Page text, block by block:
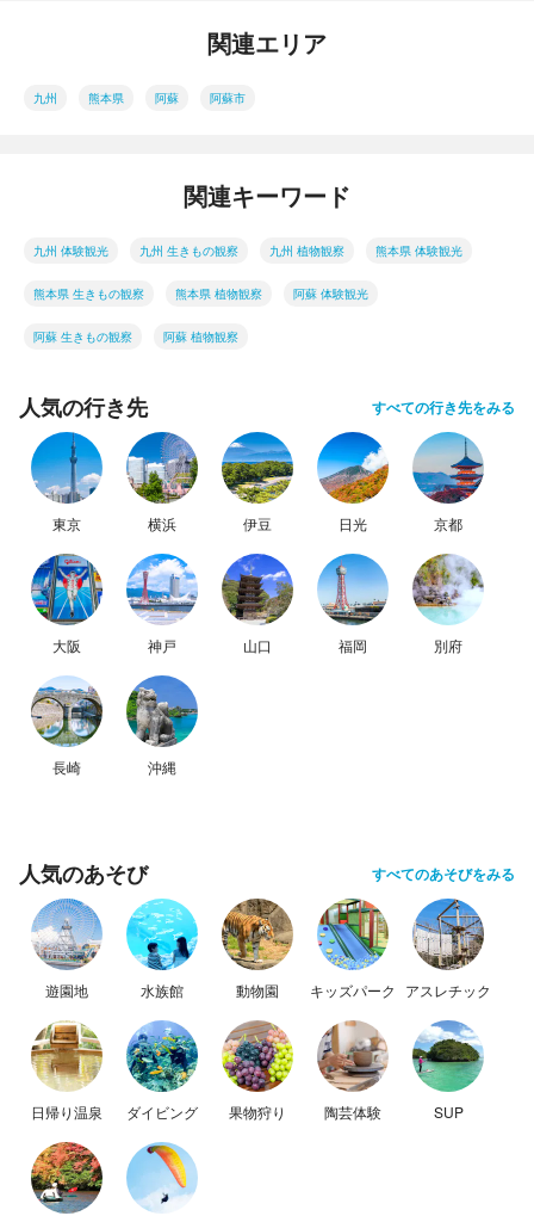
関連エリア
九州 熊本県 阿蘇 阿蘇市
関連キーワード
九州 体験観光 九州 生きもの観察 九州 植物観察 熊本県 体験観光
熊本県 生きもの観察 熊本県 植物観察 阿蘇 体験観光
阿蘇 生きもの観察 阿蘇 植物観察
人気の行き先 すべての行き先をみる
東京 横浜 伊豆 日光 京都
大阪 神戸 山口 福岡 別府
長崎 沖縄
人気のあそび すべてのあそびをみる
遊園地 水族館 動物園 キッズパーク アスレチック
日帰り温泉 ダイビング 果物狩り 陶芸体験 SUP